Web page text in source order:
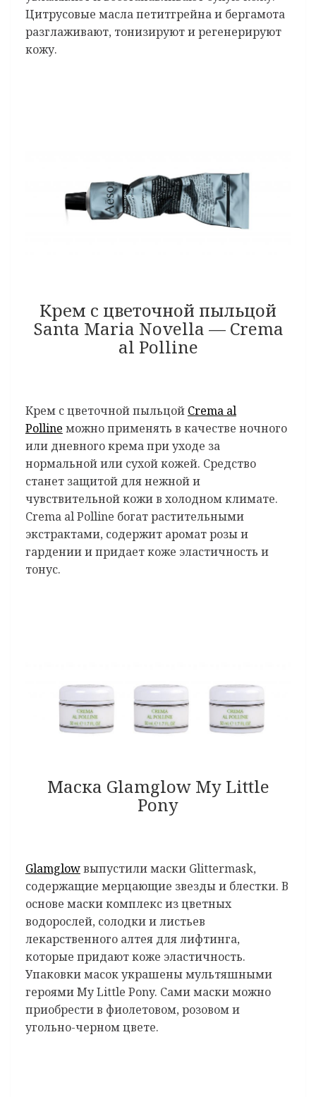
Цитрусовые масла петитгрейна и бергамота
разглаживают, тонизируют и регенерируют
кожу.
Крем с цветочной пыльцой
Santa Maria Novella — Crema
al Polline
Крем с цветочной пыльцой Crema al
Polline можно применять в качестве ночного
или дневного крема при уходе за
нормальной или сухой кожей. Средство
станет защитой для нежной и
чувствительной кожи в холодном климате.
Crema al Polline богат растительными
экстрактами, содержит аромат розы и
гардении и придает коже эластичность и
тонус.
Маска Glamglow My Little
Pony
Glamglowвыпустили маски Glittermask,
содержащие мерцающие звезды и блестки. В
основе маски комплекс из цветных
водорослей, солодки и листьев
лекарственного алтея для лифтинга,
которые придают коже эластичность.
Упаковки масок украшены мультяшными
героями My Little Pony. Сами маски можно
приобрести в фиолетовом, розовом и
угольно-черном цвете.